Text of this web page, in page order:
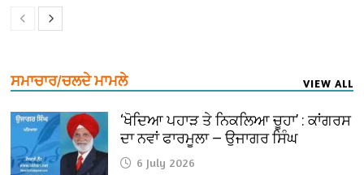
ਸਮਾਚਾਰ/ਚਲਦੇ ਮਾਮਲੇ VIEW ALL
‘ਖੋਦਿਆ ਪਹਾੜ ਤੇ ਨਿਕਲਿਆ ਚੂਹਾ’ : ਕਾਂਗਰਸ
ਦਾ ਨਵਾਂ ਫਾਰਮੂਲਾ — ਉਜਾਗਰ ਸਿੰਘ
6 July 2026